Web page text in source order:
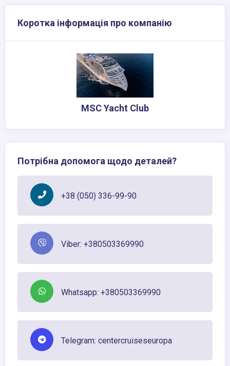
Коротка інформація про компанію
MSC Yacht Club
Потрібна допомога щодо деталей?
+38 (050) 336-99-90
Viber: +380503369990
Whatsapp: +380503369990
Telegram: centercruiseseuropa